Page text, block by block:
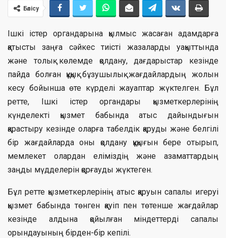
Бөлісу
Ішкі істер органдарына қылмыс жасаған адамдарға
қатысты заңға сəйкес тиісті жазаларды уақыттында
жəне толық көлемде қолдану, дағдарыстар кезінде
пайда болған құқық бұзушылық жағдайлардың жолын
кесу бойынша өте күрделі жауаптар жүктелген. Бұл
ретте, Ішкі істер органдары қызметкерлерінің
күнделекті қызмет бабында атыс дайындығын
қарастыру кезінде оларға табелдік қаруды жəне белгілі
бір жағдайларда оны қолдану құқығын бере отырып,
мемлекет олардан еліміздің жəне азаматтардың
заңды мүдделерін қорғауды жүктеген.
Бұл ретте қызметкерлерінің атыс қаруын сапалы игеруі
қызмет бабында төнген қауіп пен төтенше жағдайлар
кезінде алдына қойылған міндеттерді сапалы
орындауының бірден-бір кепілі.